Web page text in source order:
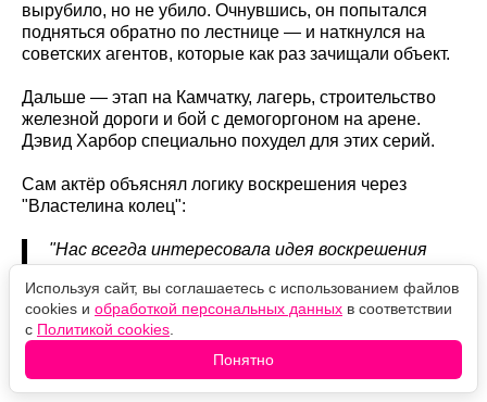
вырубило, но не убило. Очнувшись, он попытался
подняться обратно по лестнице — и наткнулся на
советских агентов, которые как раз зачищали объект.
Дальше — этап на Камчатку, лагерь, строительство
железной дороги и бой с демогоргоном на арене.
Дэвид Харбор специально похудел для этих серий.
Сам актёр объяснял логику воскрешения через
"Властелина колец":
"Нас всегда интересовала идея воскрешения
Гэндальфа. Гэндальф Серый сражается с
Балрогом, а потом становится Гэндальфом
Белым", — рассказывал Харбор изданию Total Film
в 2021 году.
Кто его вытащил
Используя сайт, вы соглашаетесь с использованием файлов
cookies и обработкой персональных данных в соответствии
с Политикой cookies
Понятно